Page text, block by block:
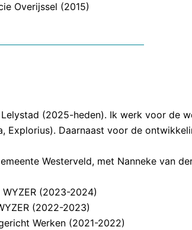
Overijssel (2015)
(2025-heden). Ik werk voor de
Explorius). Daarnaast voor de
Westerveld, met Nanneke van
(2023-2024)
(2022-2023)
Werken (2021-2022)